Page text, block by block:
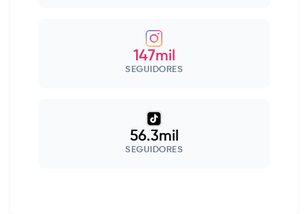
147mil
SEGUIDORES
56.3mil
SEGUIDORES